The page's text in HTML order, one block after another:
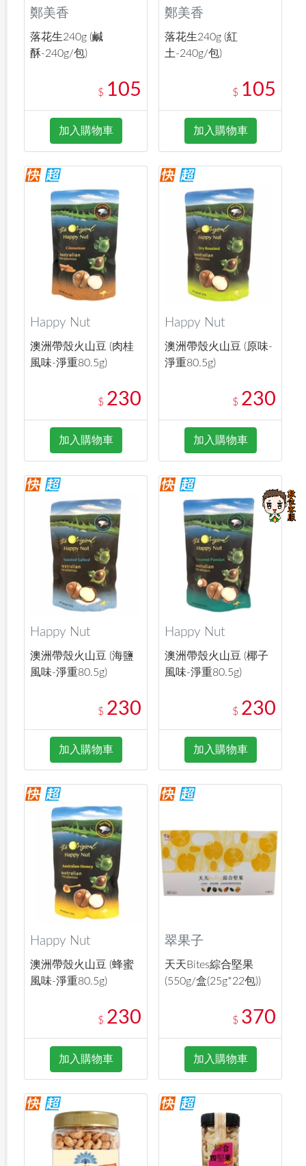
鄭美香
落花生240g (鹹
酥-240g/包)
$ 105
加入購物車
鄭美香
落花生240g (紅
土-240g/包)
$ 105
加入購物車
Happy Nut
澳洲帶殼火山豆 (肉桂
風味-淨重80.5g)
$ 230
加入購物車
Happy Nut
澳洲帶殼火山豆 (原味-
淨重80.5g)
$ 230
加入購物車
Happy Nut
澳洲帶殼火山豆 (海鹽
風味-淨重80.5g)
$ 230
加入購物車
Happy Nut
澳洲帶殼火山豆 (椰子
風味-淨重80.5g)
$ 230
加入購物車
Happy Nut
澳洲帶殼火山豆 (蜂蜜
風味-淨重80.5g)
$ 230
加入購物車
翠果子
天天Bites綜合堅果
(550g/盒(25g*22包))
$ 370
加入購物車